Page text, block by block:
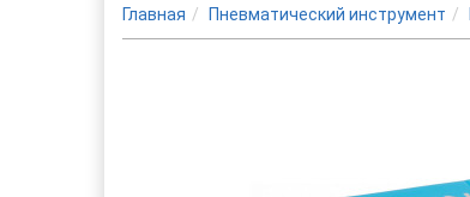
Главная Пневматический инструмент